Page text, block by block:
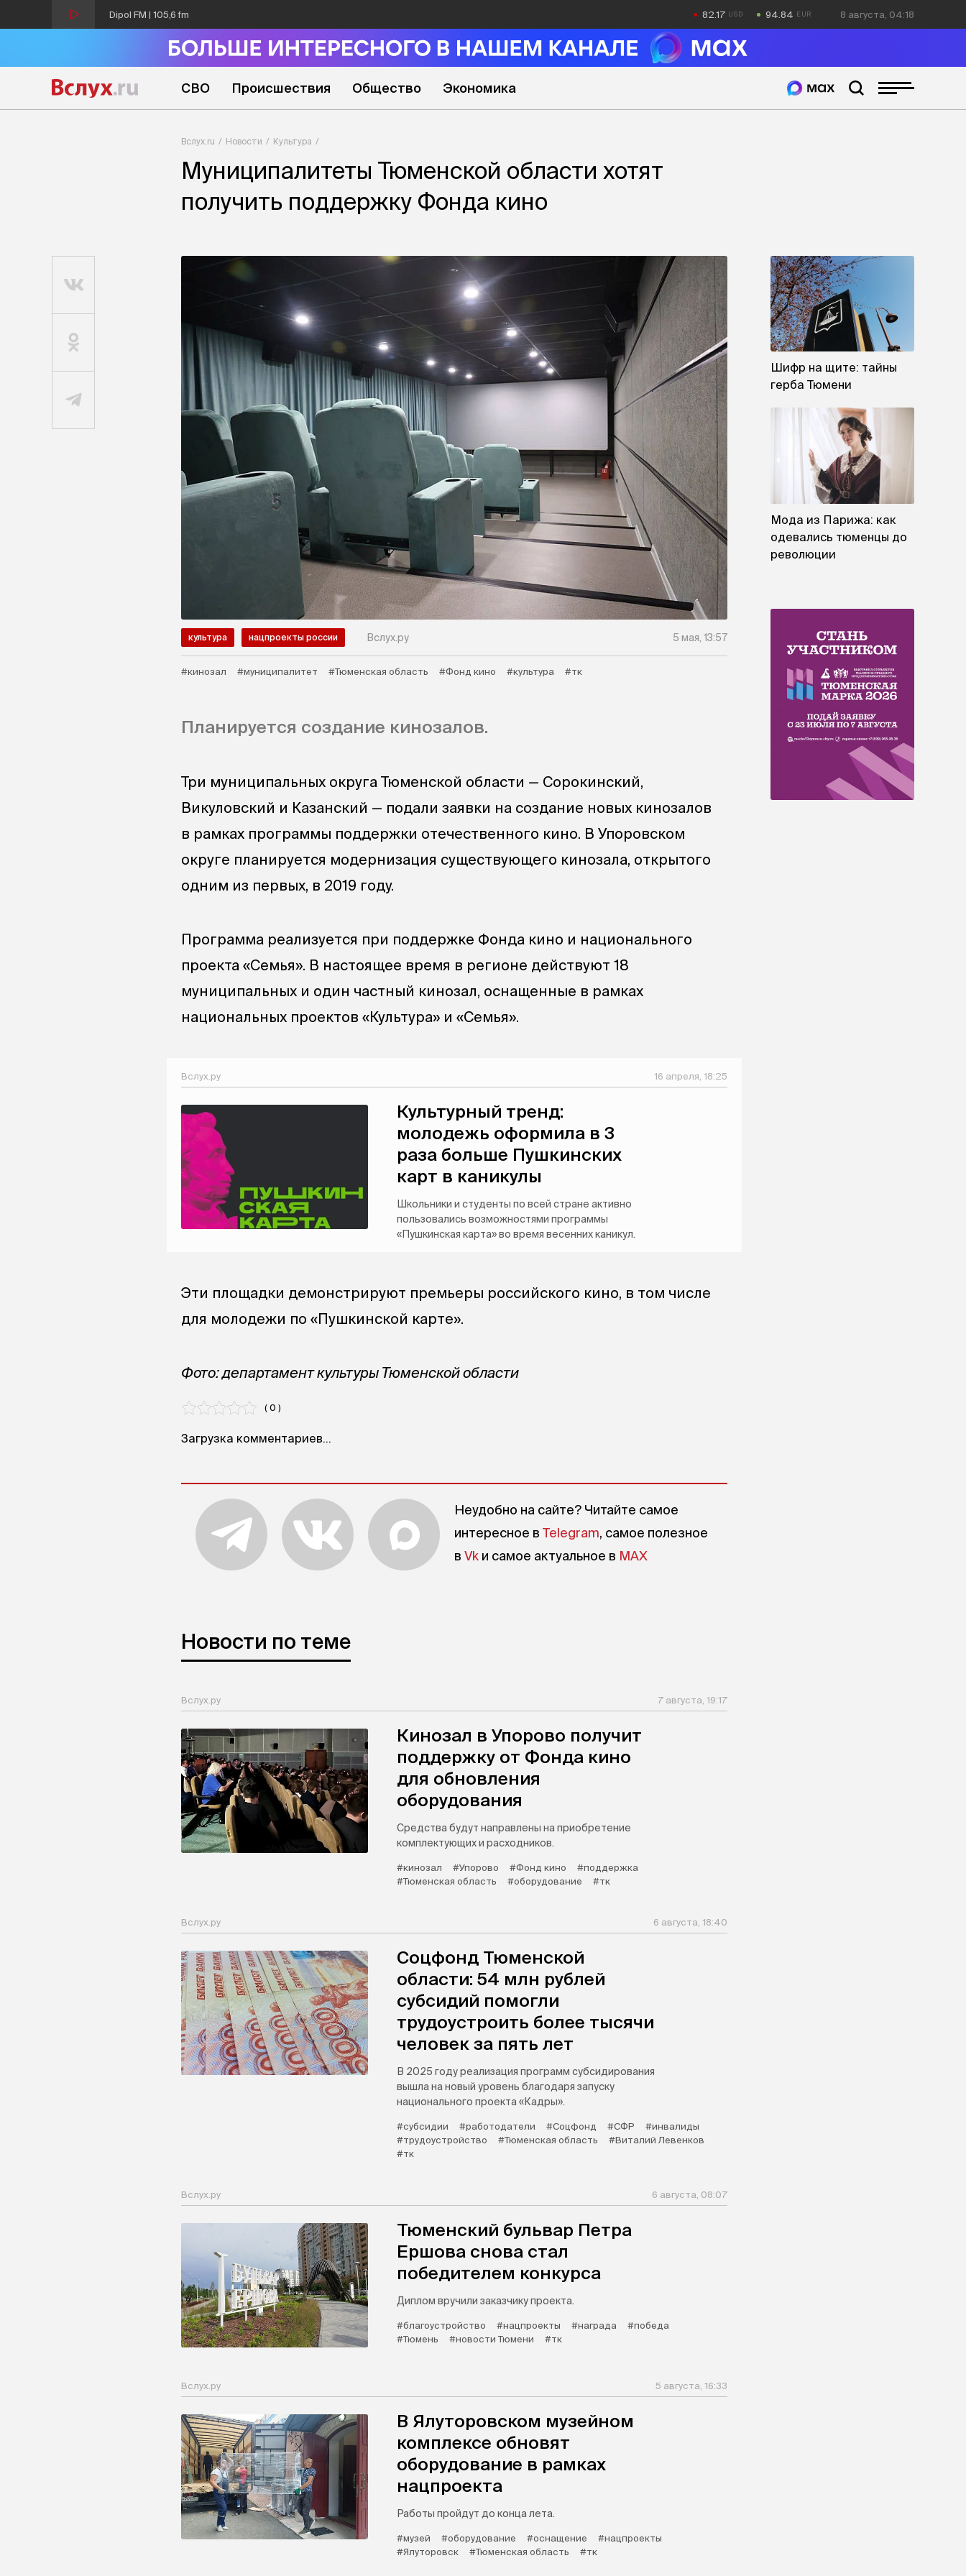
Dipol FM | 105,6 fm 82.17 94.84 8 августа, 04:18
СВО Происшествия Общество Экономика
Вслух.ru Новости Культура
Муниципалитеты Тюменской области хотят
получить поддержку Фонда кино
культура нацпроекты россии Вслух.ру 5 мая, 13:57
#кинозал #муниципалитет #Тюменская область #Фонд кино #культура #тк
Планируется создание кинозалов.
Три муниципальных округа Тюменской области — Сорокинский,
Викуловский и Казанский — подали заявки на создание новых кинозалов
в рамках программы поддержки отечественного кино. В Упоровском
округе планируется модернизация существующего кинозала, открытого
одним из первых, в 2019 году.
Программа реализуется при поддержке Фонда кино и национального
проекта «Семья». В настоящее время в регионе действуют 18
муниципальных и один частный кинозал, оснащенные в рамках
национальных проектов «Культура» и «Семья».
Вслух.ру 16 апреля, 18:25
Культурный тренд:
молодежь оформила в 3
раза больше Пушкинских
карт в каникулы
Школьники и студенты по всей стране активно
пользовались возможностями программы
«Пушкинская карта» во время весенних каникул.
Эти площадки демонстрируют премьеры российского кино, в том числе
для молодежи по «Пушкинской карте».
Фото: департамент культуры Тюменской области
( 0 )
Загрузка комментариев...
Неудобно на сайте? Читайте самое
интересное в Telegram, самое полезное
в Vk и самое актуальное в MAX
Новости по теме
Вслух.ру 7 августа, 19:17
Кинозал в Упорово получит
поддержку от Фонда кино
для обновления
оборудования
Средства будут направлены на приобретение
комплектующих и расходников.
#кинозал #Упорово #Фонд кино
#поддержка
#Тюменская область
#оборудование #тк
Вслух.ру 6 августа, 18:40
Соцфонд Тюменской
области: 54 млн рублей
субсидий помогли
трудоустроить более тысячи
человек за пять лет
В 2025 году реализация программ субсидирования
вышла на новый уровень благодаря запуску
национального проекта «Кадры».
#субсидии #работодатели #Соцфонд #СФР
#инвалиды
#трудоустройство
#Тюменская область
#Виталий Левенков
#тк
Вслух.ру 6 августа, 08:07
Тюменский бульвар Петра
Ершова снова стал
победителем конкурса
Диплом вручили заказчику проекта.
#благоустройство #нацпроекты #награда
#победа
#Тюмень
#новости Тюмени #тк
Вслух.ру 5 августа, 16:33
В Ялуторовском музейном
комплексе обновят
оборудование в рамках
нацпроекта
Работы пройдут до конца лета.
#музей #оборудование #оснащение
#нацпроекты
#Ялуторовск
#Тюменская область #тк
Шифр на щите: тайны
герба Тюмени
Мода из Парижа: как
одевались тюменцы до
революции